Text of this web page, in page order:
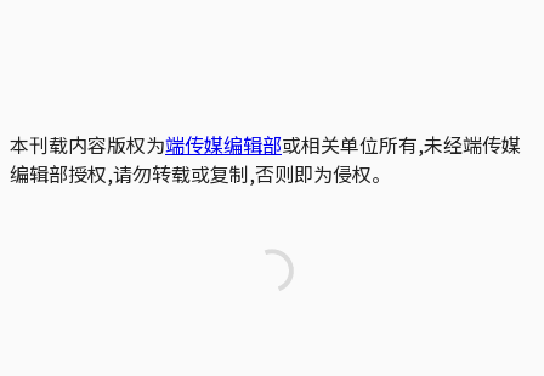
本刊载内容版权为端传媒编辑部或相关单位所有,未经端传媒
编辑部授权,请勿转载或复制,否则即为侵权。